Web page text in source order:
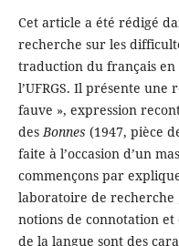
Cet article a été rédigé
recherche sur les
traduction du français en
l’UFRGS. Il présente une
fauve », expression
des Bonnes (1947, pièce
faite à l’occasion d’un
commençons par
laboratoire de recherche
notions de connotation
de la langue sont des